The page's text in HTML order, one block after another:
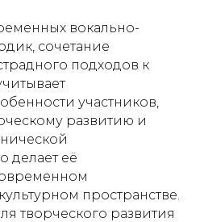
вокально-
сочетание
подходов к
участников,
развитию и
делает её
пространстве.
творческого развития